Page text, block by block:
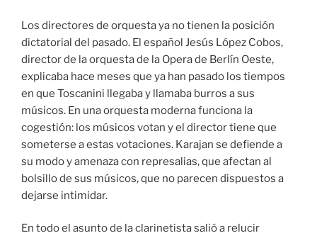
Los directores de orquesta ya no tienen la posición
dictatorial del pasado. El español Jesús López Cobos,
director de la orquesta de la Opera de Berlín Oeste,
explicaba hace meses que ya han pasado los tiempos
en que Toscanini llegaba y llamaba burros a sus
músicos. En una orquesta moderna funciona la
cogestión: los músicos votan y el director tiene que
someterse a estas votaciones. Karajan se defiende a
su modo y amenaza con represalias, que afectan al
bolsillo de sus músicos, que no parecen dispuestos a
dejarse intimidar.
En todo el asunto de la clarinetista salió a relucir